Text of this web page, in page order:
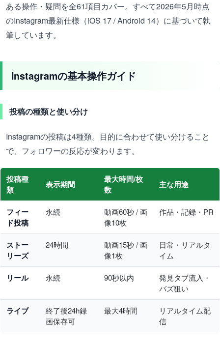
ある操作・疑問を全61項目カバー。すべて2026年5月時点
のInstagram最新仕様（iOS 17 / Android 14）に基づいて執
筆しています。
Instagramの基本操作ガイド
投稿の種類と使い分け
Instagramの投稿は4種類。目的に合わせて使い分けること
で、フォロワーの反応が変わります。
投稿種
類
表示期間
最大時間/枚
数
主な用途
フィー
ド投稿
永続
動画60秒 / 画
像10枚
作品・記録・PR
ストー
リーズ
24時間
動画15秒 / 画
像1枚
日常・リアルタ
イム
リール 永続 90秒以内
発見タブ流入・
バズ狙い
ライブ
終了後24h録
画保存可
最大4時間
リアルタイム配
信